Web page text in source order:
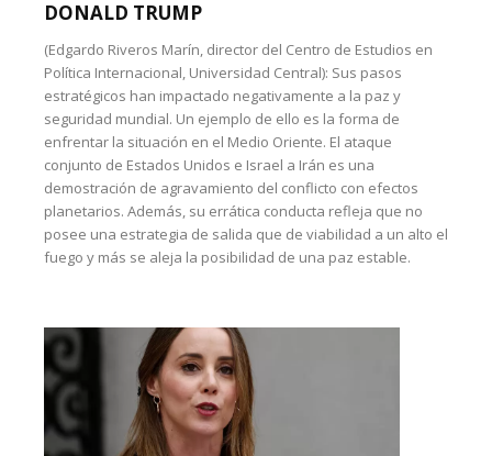
DONALD TRUMP
(Edgardo Riveros Marín, director del Centro de Estudios en
Política Internacional, Universidad Central): Sus pasos
estratégicos han impactado negativamente a la paz y
seguridad mundial. Un ejemplo de ello es la forma de
enfrentar la situación en el Medio Oriente. El ataque
conjunto de Estados Unidos e Israel a Irán es una
demostración de agravamiento del conflicto con efectos
planetarios. Además, su errática conducta refleja que no
posee una estrategia de salida que de viabilidad a un alto el
fuego y más se aleja la posibilidad de una paz estable.